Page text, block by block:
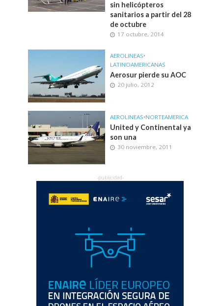
sin helicópteros
sanitarios a partir del 28
de octubre
17 octubre, 2014
AEROLINEAS•
LATINOAMERICANAS
Aerosur pierde su AOC
20 julio, 2012
AEROLINEAS•NORTEAMERICA
United y Continental ya
son una
30 noviembre, 2011